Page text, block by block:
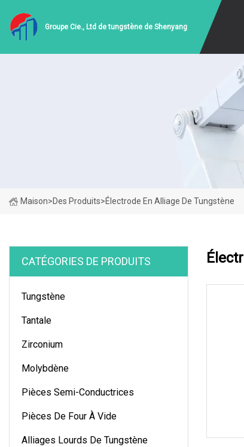
Groupe Cie., Ltd de tungstène de Shenyang
Maison>Des Produits>Électrode En Alliage De Tungstène
CATÉGORIES DE PRODUITS
Tungstène
Tantale
Zirconium
Molybdène
Pièces Semi-Conductrices
Pièces De Four À Vide
Alliages Lourds De Tungstène